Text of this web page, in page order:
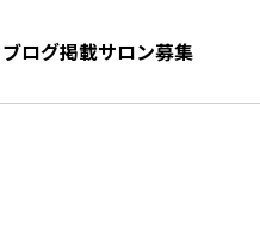
ブログ掲載サロン募集
髪型をさがす